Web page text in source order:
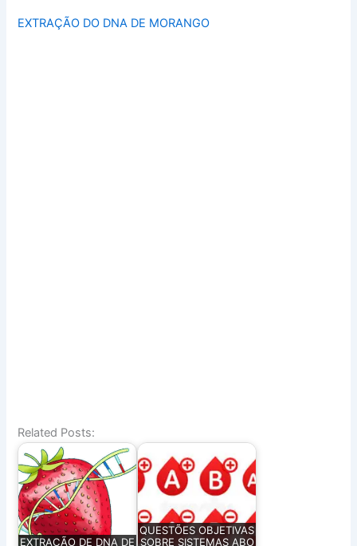
EXTRAÇÃO DO DNA DE MORANGO
Related Posts:
EXTRAÇÃO DE DNA DE
QUESTÕES OBJETIVAS
SOBRE SISTEMAS ABO